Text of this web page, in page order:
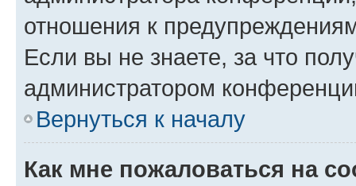
отношения к
Если вы не знаете, за что
администратором
Вернуться к началу
Как мне пожаловаться на